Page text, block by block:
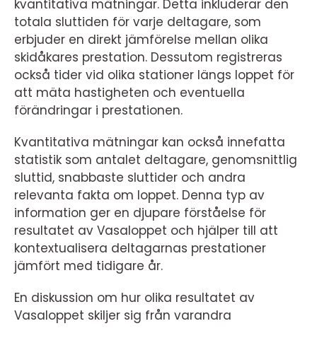
kvantitativa mätningar. Detta inkluderar den
totala sluttiden för varje deltagare, som
erbjuder en direkt jämförelse mellan olika
skidåkares prestation. Dessutom registreras
också tider vid olika stationer längs loppet för
att mäta hastigheten och eventuella
förändringar i prestationen.
Kvantitativa mätningar kan också innefatta
statistik som antalet deltagare, genomsnittlig
sluttid, snabbaste sluttider och andra
relevanta fakta om loppet. Denna typ av
information ger en djupare förståelse för
resultatet av Vasaloppet och hjälper till att
kontextualisera deltagarnas prestationer
jämfört med tidigare år.
En diskussion om hur olika resultatet av
Vasaloppet skiljer sig från varandra